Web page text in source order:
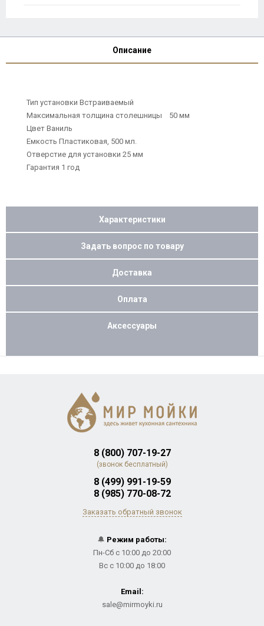
Описание
Тип установки Встраиваемый
Максимальная толщина столешницы 50 мм
Цвет Ваниль
Емкость Пластиковая, 500 мл.
Отверстие для установки 25 мм
Гарантия 1 год
Характеристики
Задать вопрос по товару
Доставка
Оплата
Аксессуары
8 (800) 707-19-27
(звонок бесплатный)
8 (499) 991-19-59
8 (985) 770-08-72
Заказать обратный звонок
🔔 Режим работы:
Пн-Сб с 10:00 до 20:00
Вс с 10:00 до 18:00
Email:
sale@mirmoyki.ru